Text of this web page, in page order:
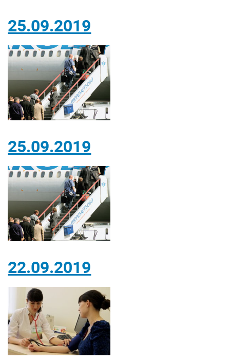
25.09.2019
25.09.2019
22.09.2019